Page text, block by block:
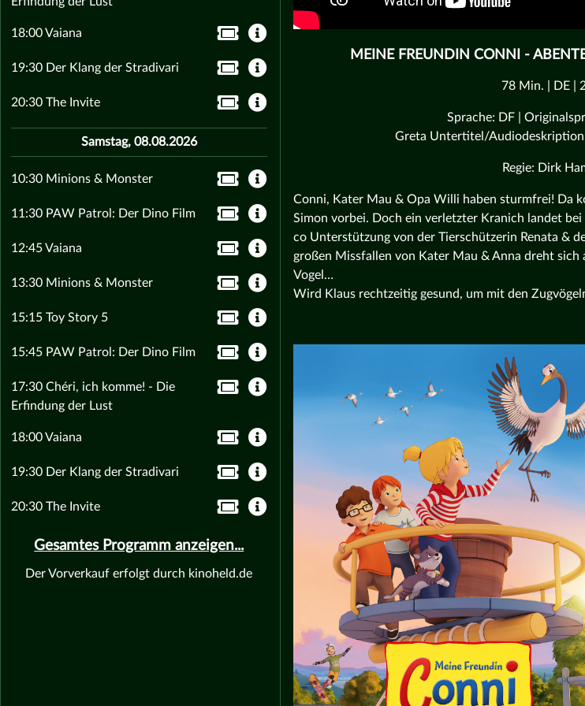
MEINE FREUNDIN CONNI -
78 Min. | DE |
Sprache: DF |
Greta Untertitel/Audiodeskription
Regie: Dirk
Conni, Kater Mau & Opa Willi haben sturmfrei! Da
Simon vorbei. Doch ein verletzter Kranich landet
co Unterstützung von der Tierschützerin Renata &
großen Missfallen von Kater Mau & Anna dreht sich
Vogel…
Wird Klaus rechtzeitig gesund, um mit den
18:00 Vaiana
19:30 Der Klang der Stradivari
20:30 The Invite
Samstag, 08.08.2026
10:30 Minions & Monster
11:30 PAW Patrol: Der Dino Film
12:45 Vaiana
13:30 Minions & Monster
15:15 Toy Story 5
15:45 PAW Patrol: Der Dino Film
17:30 Chéri, ich komme! - Die
Erfindung der Lust
18:00 Vaiana
19:30 Der Klang der Stradivari
20:30 The Invite
Gesamtes Programm anzeigen...
Der Vorverkauf erfolgt durch kinoheld.de